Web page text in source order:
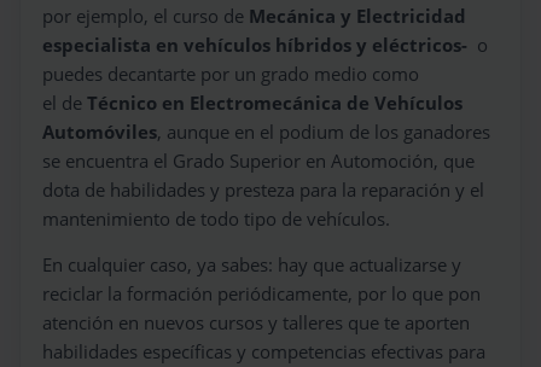
por ejemplo, el curso de Mecánica y Electricidad
especialista en vehículos híbridos y eléctricos- o
puedes decantarte por un grado medio como
el de Técnico en Electromecánica de Vehículos
Automóviles, aunque en el podium de los ganadores
se encuentra el Grado Superior en Automoción, que
dota de habilidades y presteza para la reparación y el
mantenimiento de todo tipo de vehículos.
En cualquier caso, ya sabes: hay que actualizarse y
reciclar la formación periódicamente, por lo que pon
atención en nuevos cursos y talleres que te aporten
habilidades específicas y competencias efectivas para